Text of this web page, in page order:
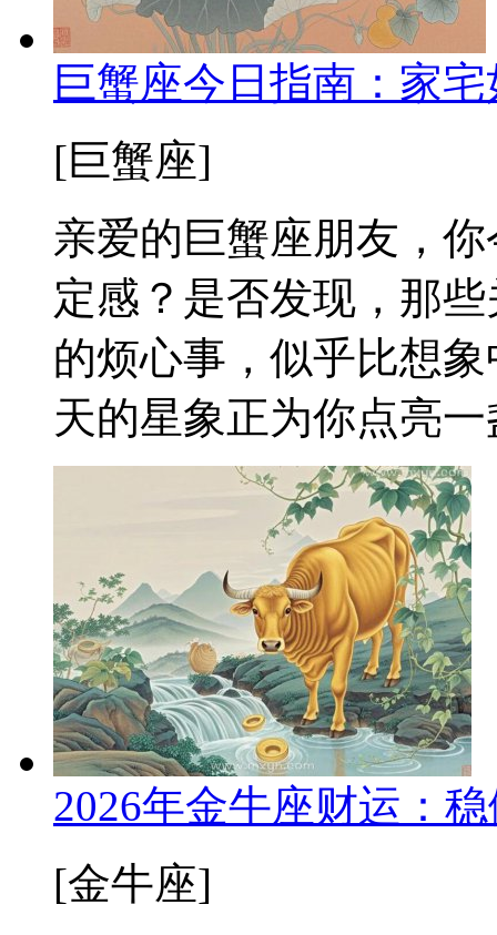
巨蟹座今日指南：家
[巨蟹座]
亲爱的巨蟹座朋友，
定感？是否发现，那
的烦心事，似乎比想
天的星象正为你点亮
2026年金牛座财运：
[金牛座]